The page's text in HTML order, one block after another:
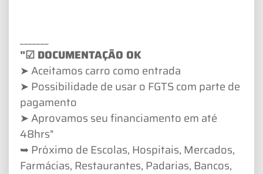
"☑ DOCUMENTAÇÃO OK
➤ Aceitamos carro como entrada
➤ Possibilidade de usar o FGTS com parte de
pagamento
➤ Aprovamos seu financiamento em até
48hrs"
➥ Próximo de Escolas, Hospitais, Mercados,
Farmácias, Restaurantes, Padarias, Bancos,